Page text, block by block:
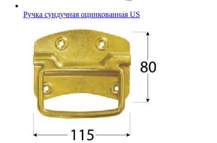
Ручка сундучная оцинкованная US